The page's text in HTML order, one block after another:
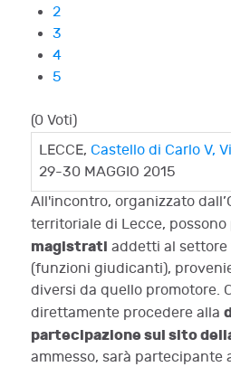
2
3
4
5
(0 Voti)
LECCE, Castello di Carlo V,
29-30 MAGGIO 2015
All'incontro, organizzato
territoriale di Lecce, possono
magistrati addetti al
(funzioni giudicanti),
diversi da quello promotore.
direttamente procedere alla
partecipazione sul sito
ammesso, sarà